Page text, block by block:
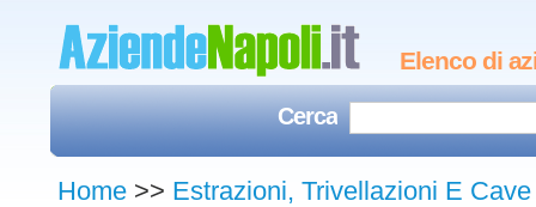
Elenco di
Cerca
Home >> Estrazioni, Trivellazioni E